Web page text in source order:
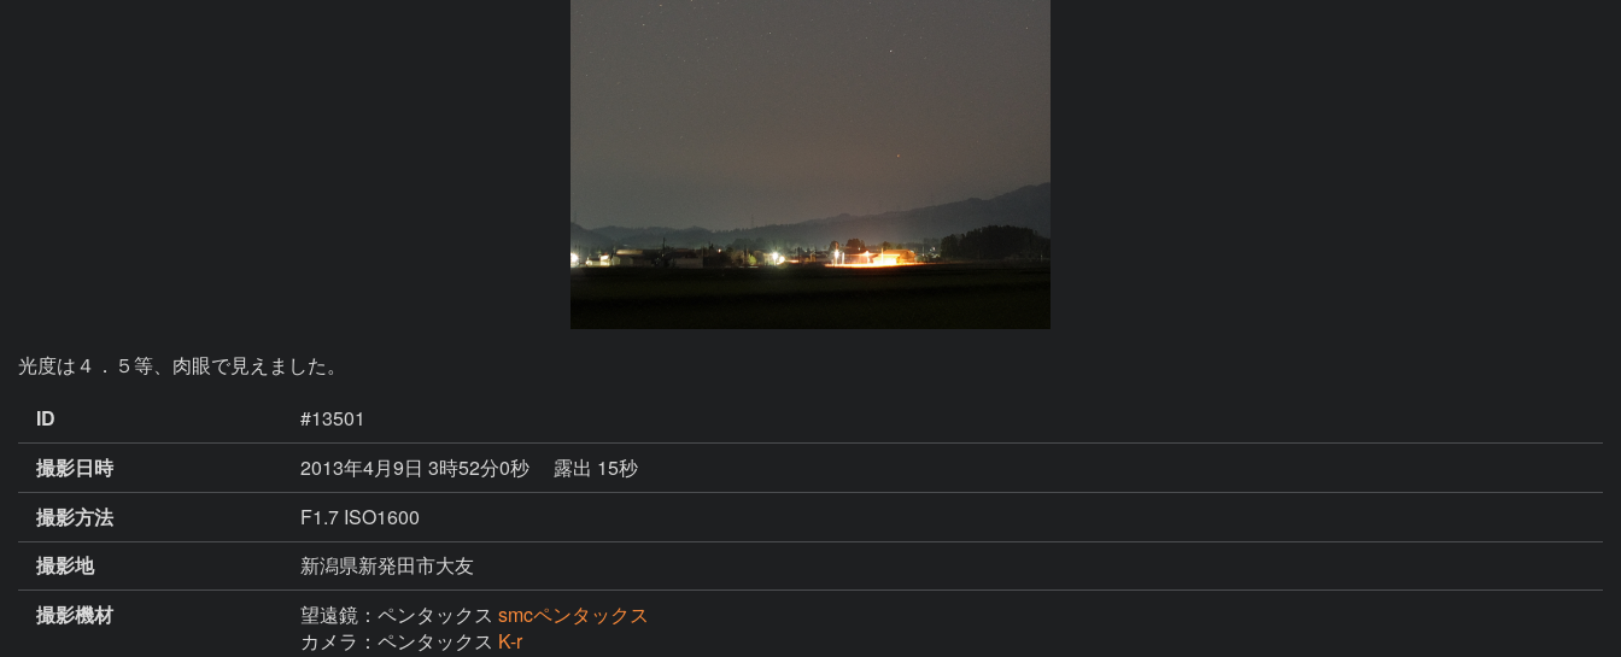
光度は４．５等、肉眼で見えました。
ID
#13501
撮影日時
2013年4月9日 3時52分0秒
露出 15秒
撮影方法
F1.7 ISO1600
撮影地
新潟県新発田市大友
撮影機材
望遠鏡：ペンタックス smcペンタックス
カメラ：ペンタックス K-r